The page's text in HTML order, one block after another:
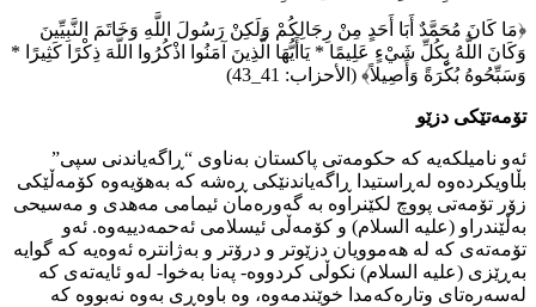
﴿مَا كَانَ مُحَمَّدٌ أَبَا أَحَدٍ مِنْ رِجَالِكُمْ وَلَكِنْ رَسُولَ اللَّهِ وَخَاتَمَ النَّبِيِّينَ
وَكَانَ اللَّهُ بِكُلِّ شَيْءٍ عَلِيمًا * يَاأَيُّهَا الَّذِينَ آمَنُوا اذْكُرُوا اللَّهَ ذِكْرًا كَثِيرًا *
وَسَبِّحُوهُ بُكْرَةً وَأَصِيلاً﴾ (الأحزاب: 41_43)
تۆمەتێكی دزێو
ئەو نامیلكەیە كە حكومەتی پاكستان بەناوی “ڕاگەیاندنی سپی”
بڵاویكردەوە لەڕاستیدا ڕاگەیاندنێكی ڕەشە كە بەهۆیەوە كۆمەڵێكی
زۆر تۆمەتی پووچ لكێنراوە بە گەورەمان ئیمامی مەهدی و مەسیحی
بەڵێندراو (عليه السلام) و كۆمەڵی ئیسلامی ئەحمەدییەوە. ئەو
تۆمەتەی كە لە هەموویان دزێوتر و درۆتر و بەژانترە ئەوەیە كە گوایە
بەڕێزی (عليه السلام) نكوڵی كردووە- پەنا بەخوا- لەو ئایەتەی كە
لەسەرەتای وتارەكەمدا خوێندمەوە، وە باوەڕی بەوە نەبووە كە